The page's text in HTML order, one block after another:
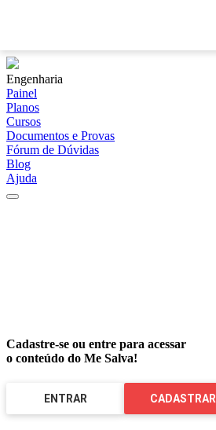
Engenharia
Painel
Planos
Cursos
Documentos e Provas
Fórum de Dúvidas
Blog
Ajuda
Cadastre-se ou entre para acessar
o conteúdo do Me Salva!
ENTRAR CADASTRAR